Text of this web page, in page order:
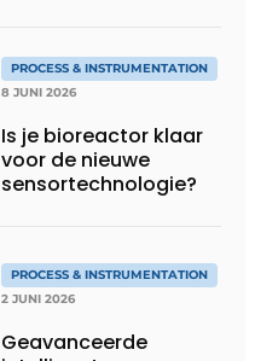
PROCESS & INSTRUMENTATION
8 JUNI 2026
Is je bioreactor klaar
voor de nieuwe
sensortechnologie?
PROCESS & INSTRUMENTATION
2 JUNI 2026
Geavanceerde